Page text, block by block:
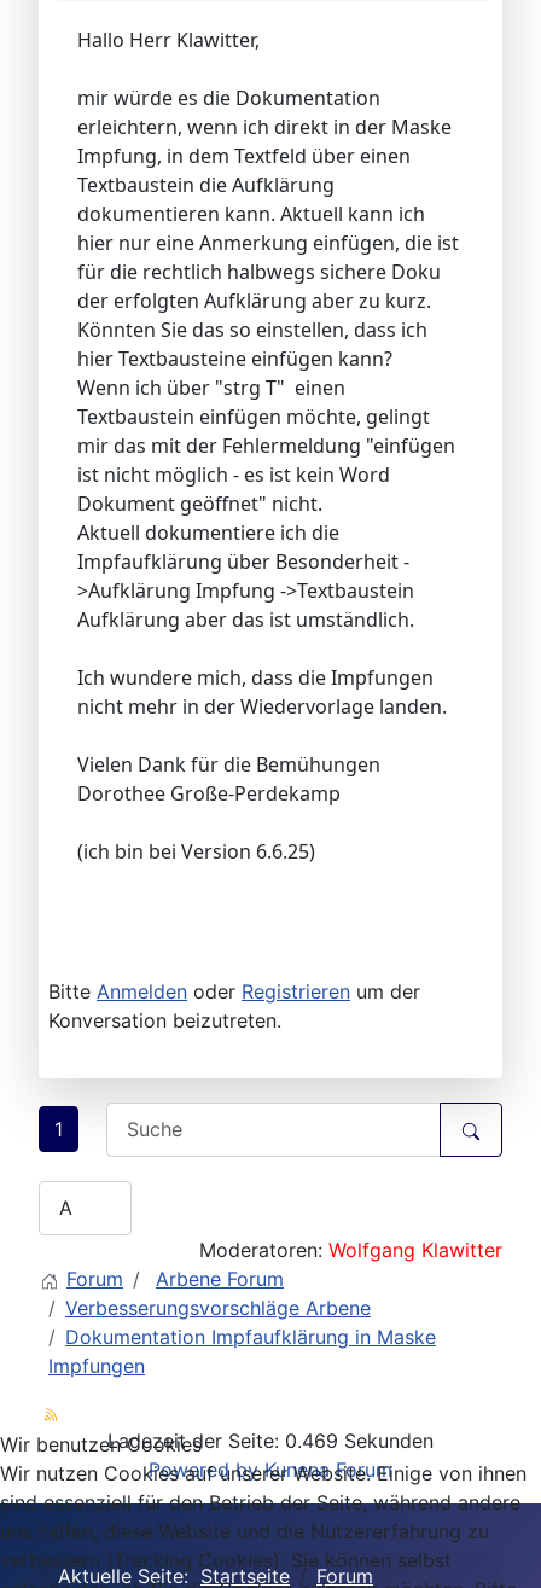
Hallo Herr Klawitter,
mir würde es die Dokumentation
erleichtern, wenn ich direkt in der Maske
Impfung, in dem Textfeld über einen
Textbaustein die Aufklärung
dokumentieren kann. Aktuell kann ich
hier nur eine Anmerkung einfügen, die ist
für die rechtlich halbwegs sichere Doku
der erfolgten Aufklärung aber zu kurz.
Könnten Sie das so einstellen, dass ich
hier Textbausteine einfügen kann?
Wenn ich über "strg T" einen
Textbaustein einfügen möchte, gelingt
mir das mit der Fehlermeldung "einfügen
ist nicht möglich - es ist kein Word
Dokument geöffnet" nicht.
Aktuell dokumentiere ich die
Impfaufklärung über Besonderheit -
>Aufklärung Impfung ->Textbaustein
Aufklärung aber das ist umständlich.
Ich wundere mich, dass die Impfungen
nicht mehr in der Wiedervorlage landen.
Vielen Dank für die Bemühungen
Dorothee Große-Perdekamp
(ich bin bei Version 6.6.25)
Bitte Anmelden oder Registrieren um der
Konversation beizutreten.
1
Moderatoren: Wolfgang Klawitter
Forum
Arbene Forum
Verbesserungsvorschläge Arbene
Dokumentation Impfaufklärung in Maske
Impfungen
Ladezeit der Seite: 0.469 Sekunden
Powered by Kunena Forum
Aktuelle Seite:Startseite Forum
Wir benutzen Cookies
Wir nutzen Cookies auf unserer Website. Einige von ihnen
sind essenziell für den Betrieb der Seite, während andere
uns helfen, diese Website und die Nutzererfahrung zu
verbessern (Tracking Cookies). Sie können selbst